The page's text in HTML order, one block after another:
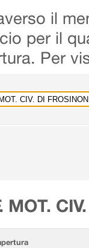
il
per il
Per
MOT.